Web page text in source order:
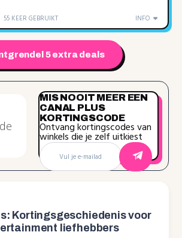
55 KEER GEBRUIKT INFO
5 extra deals
MIS NOOIT MEER EEN
CANAL PLUS
KORTINGSCODE
Ontvang kortingscodes van
winkels die je zelf uitkiest
Kortingsgeschiedenis voor
liefhebbers